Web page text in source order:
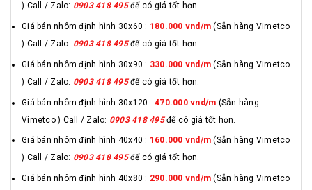
) Call / Zalo: 0903 418 495để có giá tốt hơn.
Giá bán nhôm định hình 30x60 : 180.000 vnd/m (Sẵn hàng Vimetco
) Call / Zalo: 0903 418 495để có giá tốt hơn.
Giá bán nhôm định hình 30x90 : 330.000 vnd/m (Sẵn hàng Vimetco
) Call / Zalo: 0903 418 495để có giá tốt hơn.
Giá bán nhôm định hình 30x120 : 470.000 vnd/m (Sẵn hàng
Vimetco ) Call / Zalo: 0903 418 495để có giá tốt hơn.
Giá bán nhôm định hình 40x40 : 160.000 vnd/m (Sẵn hàng Vimetco
) Call / Zalo: 0903 418 495để có giá tốt hơn.
Giá bán nhôm định hình 40x80 : 290.000 vnd/m (Sẵn hàng Vimetco